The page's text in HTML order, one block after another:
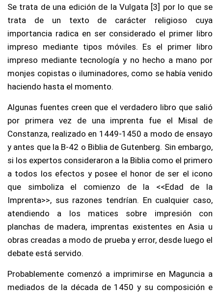
Se trata de una edición de la Vulgata [3] por lo que se
trata de un texto de carácter religioso cuya
importancia radica en ser considerado el primer libro
impreso mediante tipos móviles. Es el primer libro
impreso mediante tecnología y no hecho a mano por
monjes copistas o iluminadores, como se había venido
haciendo hasta el momento.
Algunas fuentes creen que el verdadero libro que salió
por primera vez de una imprenta fue el Misal de
Constanza, realizado en 1449-1450 a modo de ensayo
y antes que la B-42 o Biblia de Gutenberg. Sin embargo,
si los expertos consideraron a la Biblia como el primero
a todos los efectos y posee el honor de ser el icono
que simboliza el comienzo de la <<Edad de la
Imprenta>>, sus razones tendrían. En cualquier caso,
atendiendo a los matices sobre impresión con
planchas de madera, imprentas existentes en Asia u
obras creadas a modo de prueba y error, desde luego el
debate está servido.
Probablemente comenzó a imprimirse en Maguncia a
mediados de la década de 1450 y su composición e